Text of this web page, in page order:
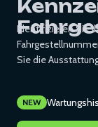
Identifizieren Sie
Sie die
NEW